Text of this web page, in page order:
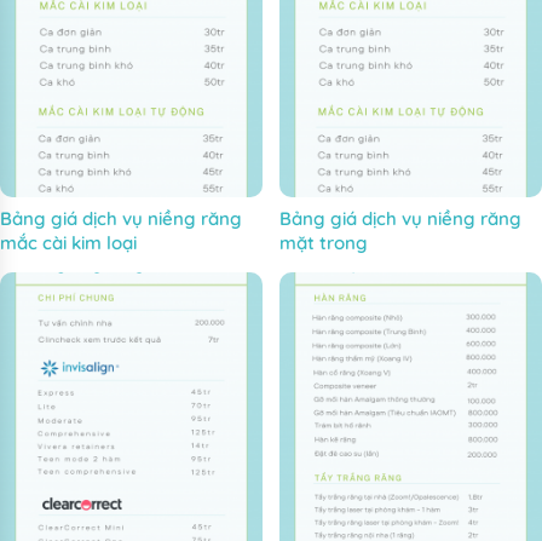
Bảng giá dịch vụ niềng răng
mắc cài kim loại
Bảng giá dịch vụ niềng răng
mặt trong